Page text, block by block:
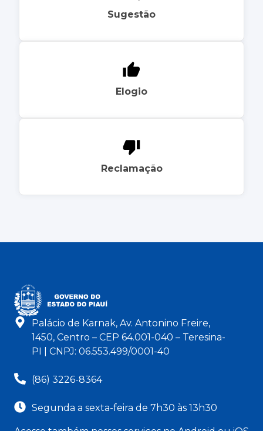
Sugestão
Elogio
Reclamação
Palácio de Karnak, Av. Antonino Freire,
1450, Centro – CEP 64.001-040 – Teresina-
PI | CNPJ: 06.553.499/0001-40
(86) 3226-8364
Segunda a sexta-feira de 7h30 às 13h30